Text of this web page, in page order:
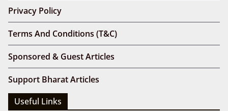
Privacy Policy
Terms And Conditions (T&C)
Sponsored & Guest Articles
Support Bharat Articles
Useful Links